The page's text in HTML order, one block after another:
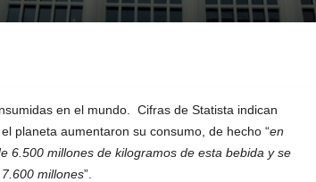
en el mundo. Cifras de Statista indican
planeta aumentaron su consumo, de hecho “en
6.500 millones de kilogramos de esta bebida y se
millones”.